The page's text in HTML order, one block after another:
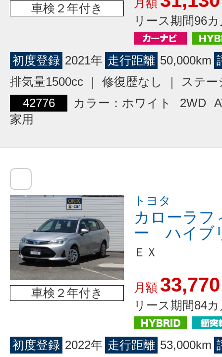
車検２年付き 月額
リース期間96
初度登録 2021年 走行距離 50,000km
排気量1500cc ｜ 修復歴なし ｜ ステ
42776
カラー：ホワイト 2WD
家用
車検２年付き
トヨタ
カローラフ
ー ハイブ
ＥＸ
月額 33,770
リース期間84
初度登録 2022年 走行距離 53,000km